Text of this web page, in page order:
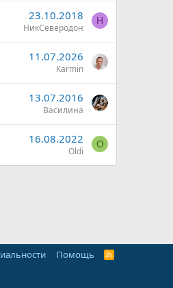
23.10.2018
НикСеверодон
Н
11.07.2026
Karmin
13.07.2016
Василина
16.08.2022
Oldi
O
Помощь
R